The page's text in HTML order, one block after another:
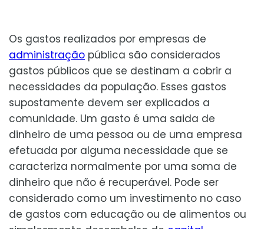
Os gastos realizados por empresas de
administração pública são considerados
gastos públicos que se destinam a cobrir a
necessidades da população. Esses gastos
supostamente devem ser explicados a
comunidade. Um gasto é uma saida de
dinheiro de uma pessoa ou de uma empresa
efetuada por alguma necessidade que se
caracteriza normalmente por uma soma de
dinheiro que não é recuperável. Pode ser
considerado como um investimento no caso
de gastos com educação ou de alimentos ou